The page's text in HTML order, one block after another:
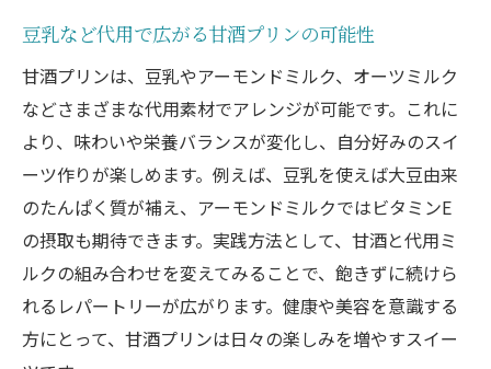
豆乳など代用で広がる甘酒プリンの可能性
甘酒プリンは、豆乳やアーモンドミルク、オーツミルク
などさまざまな代用素材でアレンジが可能です。これに
より、味わいや栄養バランスが変化し、自分好みのスイ
ーツ作りが楽しめます。例えば、豆乳を使えば大豆由来
のたんぱく質が補え、アーモンドミルクではビタミンE
の摂取も期待できます。実践方法として、甘酒と代用ミ
ルクの組み合わせを変えてみることで、飽きずに続けら
れるレパートリーが広がります。健康や美容を意識する
方にとって、甘酒プリンは日々の楽しみを増やすスイー